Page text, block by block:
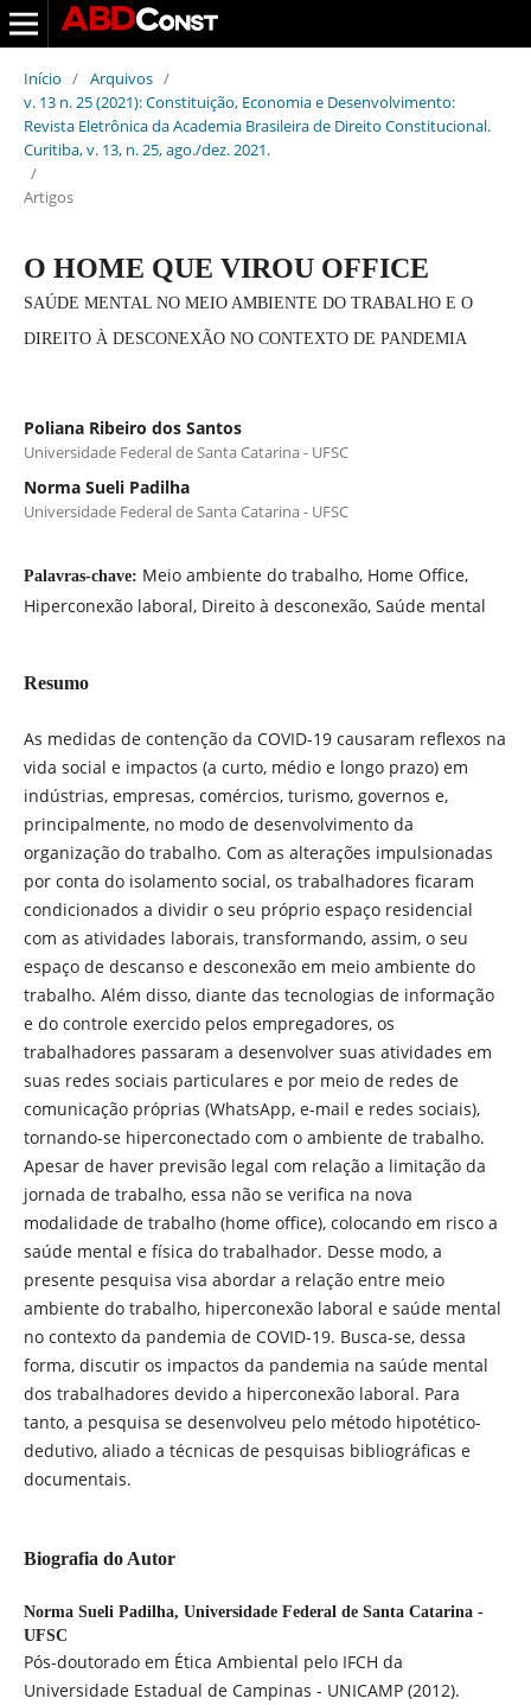
Início / Arquivos /
v. 13 n. 25 (2021): Constituição, Economia e Desenvolvimento:
Revista Eletrônica da Academia Brasileira de Direito Constitucional.
Curitiba, v. 13, n. 25, ago./dez. 2021.
/
Artigos
O HOME QUE VIROU OFFICE
SAÚDE MENTAL NO MEIO AMBIENTE DO TRABALHO E O
DIREITO À DESCONEXÃO NO CONTEXTO DE PANDEMIA
Poliana Ribeiro dos Santos
Universidade Federal de Santa Catarina - UFSC
Norma Sueli Padilha
Universidade Federal de Santa Catarina - UFSC
Palavras-chave: Meio ambiente do trabalho, Home Office,
Hiperconexão laboral, Direito à desconexão, Saúde mental
Resumo
As medidas de contenção da COVID-19 causaram reflexos na
vida social e impactos (a curto, médio e longo prazo) em
indústrias, empresas, comércios, turismo, governos e,
principalmente, no modo de desenvolvimento da
organização do trabalho. Com as alterações impulsionadas
por conta do isolamento social, os trabalhadores ficaram
condicionados a dividir o seu próprio espaço residencial
com as atividades laborais, transformando, assim, o seu
espaço de descanso e desconexão em meio ambiente do
trabalho. Além disso, diante das tecnologias de informação
e do controle exercido pelos empregadores, os
trabalhadores passaram a desenvolver suas atividades em
suas redes sociais particulares e por meio de redes de
comunicação próprias (WhatsApp, e-mail e redes sociais),
tornando-se hiperconectado com o ambiente de trabalho.
Apesar de haver previsão legal com relação a limitação da
jornada de trabalho, essa não se verifica na nova
modalidade de trabalho (home office), colocando em risco a
saúde mental e física do trabalhador. Desse modo, a
presente pesquisa visa abordar a relação entre meio
ambiente do trabalho, hiperconexão laboral e saúde mental
no contexto da pandemia de COVID-19. Busca-se, dessa
forma, discutir os impactos da pandemia na saúde mental
dos trabalhadores devido a hiperconexão laboral. Para
tanto, a pesquisa se desenvolveu pelo método hipotético-
dedutivo, aliado a técnicas de pesquisas bibliográficas e
documentais.
Biografia do Autor
Norma Sueli Padilha, Universidade Federal de Santa Catarina -
UFSC
Pós-doutorado em Ética Ambiental pelo IFCH da
Universidade Estadual de Campinas - UNICAMP (2012).